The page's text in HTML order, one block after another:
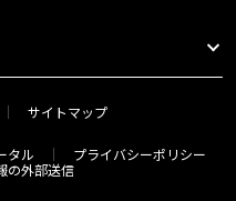
サイトマップ
タル
プライバシーポリシー
の外部送信